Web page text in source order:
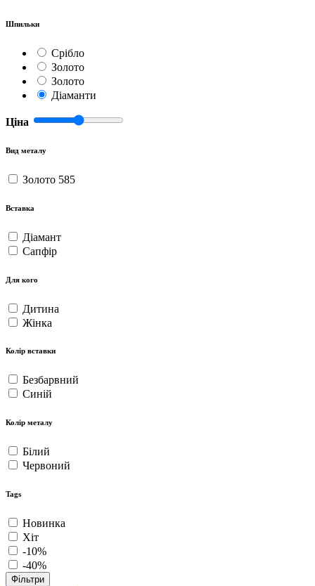
Шпильки
Срібло
Золото
Золото
Діаманти
Ціна
Вид металу
Золото 585
Вставка
Діамант
Сапфір
Для кого
Дитина
Жінка
Колір вставки
Безбарвний
Синій
Колір металу
Білий
Червоний
Tags
Новинка
Хіт
-10%
-40%
Фільтри